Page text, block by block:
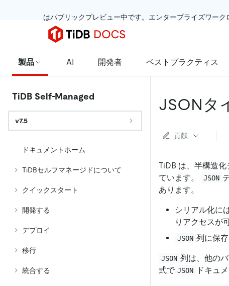
はパブリックプレビュー中です。エンタープライズワー
製品 AI 開発者 ベストプラクティス
TiDB Self-Managed
v7.5
ドキュメントホーム
TiDBセルフマネージドについて
クイックスタート
開発する
デプロイ
移行
統合する
JSONタ
貢献
TiDB は、半構造
ています。
JSON
あります。
シリアル化に
りアクセスが
JSON 列に保
JSON 列は、他の
式で JSON ドキュ